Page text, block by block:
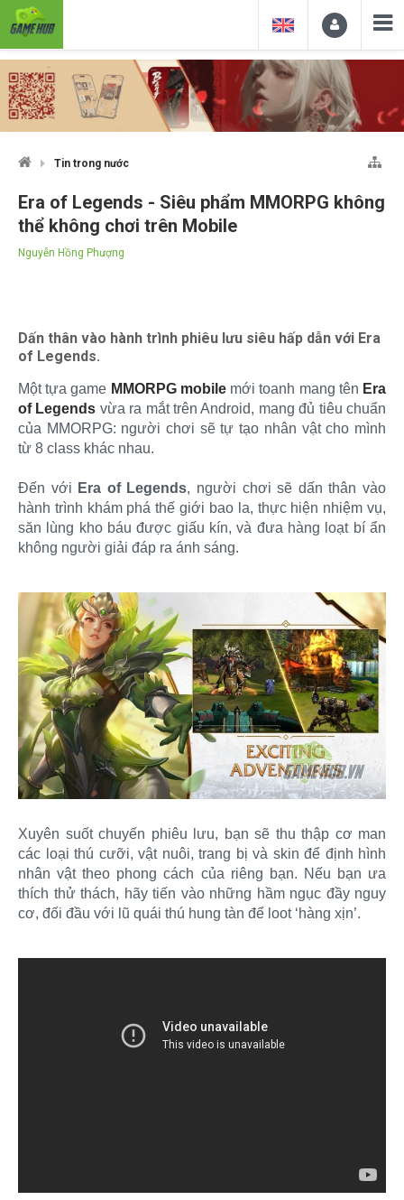
Tin trong nước
Era of Legends - Siêu phẩm MMORPG không
thể không chơi trên Mobile
Nguyễn Hồng Phượng
Dấn thân vào hành trình phiêu lưu siêu hấp dẫn với Era
of Legends.
Một tựa game MMORPG mobilemới toanh mang tên Era
of Legends vừa ra mắt trên Android, mang đủ tiêu chuẩn
của MMORPG: người chơi sẽ tự tạo nhân vật cho mình
từ 8 class khác nhau.
Đến với Era of Legends, người chơi sẽ dấn thân vào
hành trình khám phá thế giới bao la, thực hiện nhiệm vụ,
săn lùng kho báu được giấu kín, và đưa hàng loạt bí ẩn
không người giải đáp ra ánh sáng.
Xuyên suốt chuyến phiêu lưu, bạn sẽ thu thập cơ man
các loại thú cưỡi, vật nuôi, trang bị và skin để định hình
nhân vật theo phong cách của riêng bạn. Nếu bạn ưa
thích thử thách, hãy tiến vào những hầm ngục đầy nguy
cơ, đối đầu với lũ quái thú hung tàn để loot ‘hàng xịn’.